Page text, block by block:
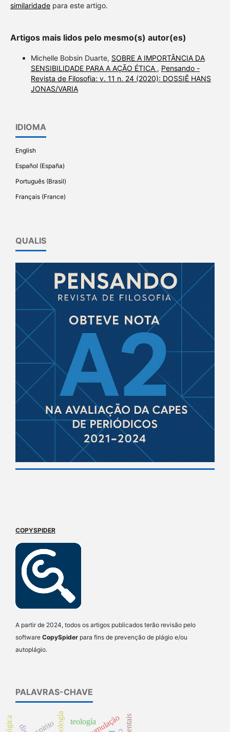
similaridadepara este artigo.
Artigos mais lidos pelo mesmo(s) autor(es)
Michelle Bobsin Duarte, SOBRE A IMPORTÂNCIA DA
SENSIBILIDADE PARA A AÇÃO ÉTICA , Pensando -
Revista de Filosofia: v. 11 n. 24 (2020): DOSSIÊ HANS
JONAS/VARIA
IDIOMA
English
Español (España)
Português (Brasil)
Français (France)
QUALIS
COPYSPIDER
A partir de 2024, todos os artigos publicados terão revisão pelo
software CopySpider para fins de prevenção de plágio e/ou
autoplágio.
PALAVRAS-CHAVE
teología
espirito